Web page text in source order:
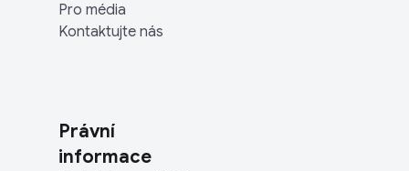
Pro média
Kontaktujte nás
Právní
informace